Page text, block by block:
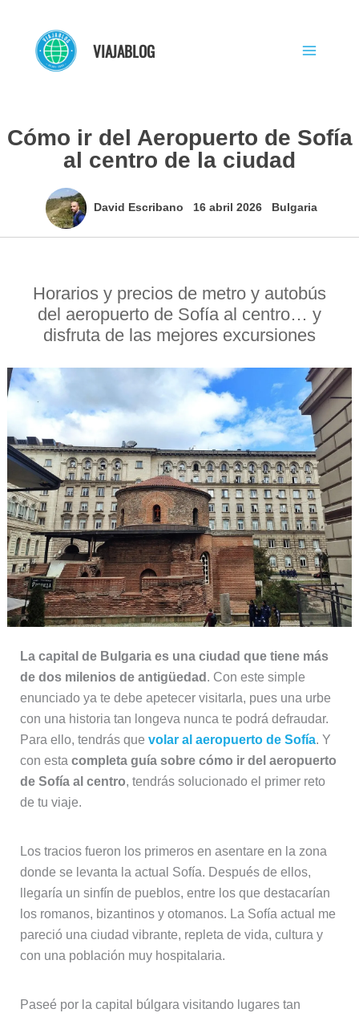
contenido
VIAJABLOG
Cómo ir del Aeropuerto de Sofía
al centro de la ciudad
David Escribano 16 abril 2026 Bulgaria
Horarios y precios de metro y autobús
del aeropuerto de Sofía al centro… y
disfruta de las mejores excursiones
La capital de Bulgaria es una ciudad que tiene más
de dos milenios de antigüedad . Con este simple
enunciado ya te debe apetecer visitarla, pues una urbe
con una historia tan longeva nunca te podrá defraudar.
Para ello, tendrás que volar al aeropuerto de Sofía. Y
con esta completa guía sobre cómo ir del aeropuerto
de Sofía al centro, tendrás solucionado el primer reto
de tu viaje.
Los tracios fueron los primeros en asentare en la zona
donde se levanta la actual Sofía. Después de ellos,
llegaría un sinfín de pueblos, entre los que destacarían
los romanos, bizantinos y otomanos. La Sofía actual me
pareció una ciudad vibrante, repleta de vida, cultura y
con una población muy hospitalaria.
Paseé por la capital búlgara visitando lugares tan